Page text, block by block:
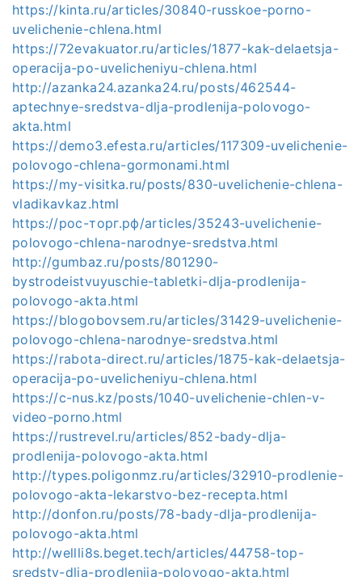
https://kinta.ru/articles/30840-russkoe-porno-
uvelichenie-chlena.html
https://72evakuator.ru/articles/1877-kak-delaetsja-
operacija-po-uvelicheniyu-chlena.html
http://azanka24.azanka24.ru/posts/462544-
aptechnye-sredstva-dlja-prodlenija-polovogo-
akta.html
https://demo3.efesta.ru/articles/117309-uvelichenie-
polovogo-chlena-gormonami.html
https://my-visitka.ru/posts/830-uvelichenie-chlena-
vladikavkaz.html
https://рос-торг.рф/articles/35243-uvelichenie-
polovogo-chlena-narodnye-sredstva.html
http://gumbaz.ru/posts/801290-
bystrodeistvuyuschie-tabletki-dlja-prodlenija-
polovogo-akta.html
https://blogobovsem.ru/articles/31429-uvelichenie-
polovogo-chlena-narodnye-sredstva.html
https://rabota-direct.ru/articles/1875-kak-delaetsja-
operacija-po-uvelicheniyu-chlena.html
https://c-nus.kz/posts/1040-uvelichenie-chlen-v-
video-porno.html
https://rustrevel.ru/articles/852-bady-dlja-
prodlenija-polovogo-akta.html
http://types.poligonmz.ru/articles/32910-prodlenie-
polovogo-akta-lekarstvo-bez-recepta.html
http://donfon.ru/posts/78-bady-dlja-prodlenija-
polovogo-akta.html
http://wellli8s.beget.tech/articles/44758-top-
sredstv-dlja-prodlenija-polovogo-akta.html